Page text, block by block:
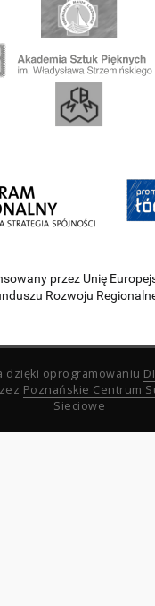
przez Unię
Rozwoju
dzięki oprogramowaniu
Poznańskie Centrum
Sieciowe